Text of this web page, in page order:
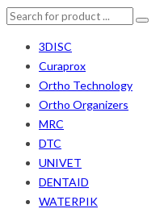
3DISC
Curaprox
Ortho Technology
Ortho Organizers
MRC
DTC
UNIVET
DENTAID
WATERPIK